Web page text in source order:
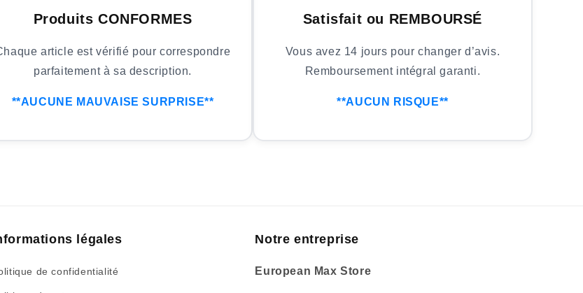
Produits CONFORMES
article est vérifié pour correspondre
parfaitement à sa description.
**AUCUNE MAUVAISE SURPRISE**
Satisfait ou REMBOURSÉ
Vous avez 14 jours pour changer d’avis.
Remboursement intégral garanti.
**AUCUN RISQUE**
légales
de confidentialité
Notre entreprise
European Max Store